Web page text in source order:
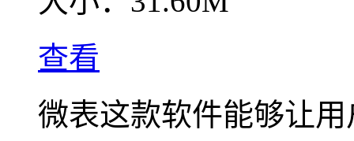
查看
微表这款软件能够让